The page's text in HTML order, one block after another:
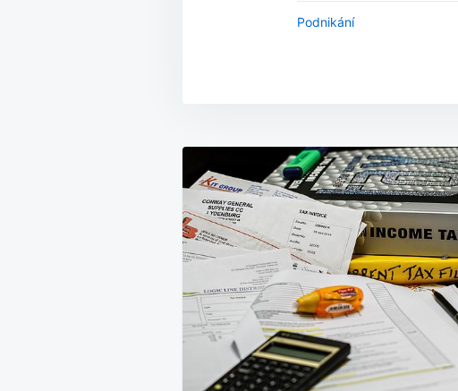
Podnikání
Navigace
pro
příspěvek